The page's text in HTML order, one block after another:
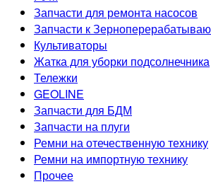
Запчасти для ремонта насосов
Запчасти к
Культиваторы
Жатка для уборки подсолнечника
Тележки
GEOLINE
Запчасти для БДМ
Запчасти на плуги
Ремни на отечественную технику
Ремни на импортную технику
Прочее